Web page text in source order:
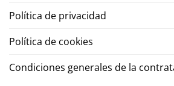
Política de privacidad
Política de cookies
Condiciones generales de la